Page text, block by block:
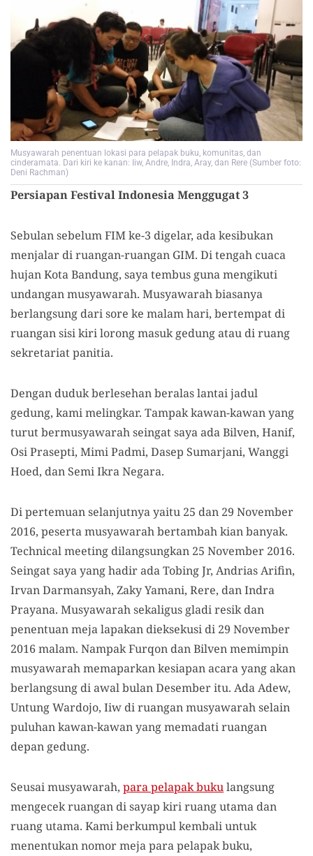
Musyawarah penentuan lokasi para pelapak buku, komunitas, dan
cinderamata. Dari kiri ke kanan: Iiw, Andre, Indra, Aray, dan Rere (Sumber foto:
Deni Rachman)
Persiapan Festival Indonesia Menggugat 3
Sebulan sebelum FIM ke-3 digelar, ada kesibukan
menjalar di ruangan-ruangan GIM. Di tengah cuaca
hujan Kota Bandung, saya tembus guna mengikuti
undangan musyawarah. Musyawarah biasanya
berlangsung dari sore ke malam hari, bertempat di
ruangan sisi kiri lorong masuk gedung atau di ruang
sekretariat panitia.
Dengan duduk berlesehan beralas lantai jadul
gedung, kami melingkar. Tampak kawan-kawan yang
turut bermusyawarah seingat saya ada Bilven, Hanif,
Osi Prasepti, Mimi Padmi, Dasep Sumarjani, Wanggi
Hoed, dan Semi Ikra Negara.
Di pertemuan selanjutnya yaitu 25 dan 29 November
2016, peserta musyawarah bertambah kian banyak.
Technical meeting dilangsungkan 25 November 2016.
Seingat saya yang hadir ada Tobing Jr, Andrias Arifin,
Irvan Darmansyah, Zaky Yamani, Rere, dan Indra
Prayana. Musyawarah sekaligus gladi resik dan
penentuan meja lapakan dieksekusi di 29 November
2016 malam. Nampak Furqon dan Bilven memimpin
musyawarah memaparkan kesiapan acara yang akan
berlangsung di awal bulan Desember itu. Ada Adew,
Untung Wardojo, Iiw di ruangan musyawarah selain
puluhan kawan-kawan yang memadati ruangan
depan gedung.
Seusai musyawarah, para pelapak bukulangsung
mengecek ruangan di sayap kiri ruang utama dan
ruang utama. Kami berkumpul kembali untuk
menentukan nomor meja para pelapak buku,